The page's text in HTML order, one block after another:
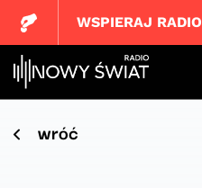
WSPIERAJ RADIO
wróć